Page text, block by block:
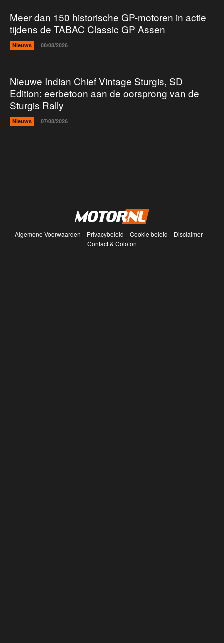
Meer dan 150 historische GP-motoren in actie
tijdens de TABAC Classic GP Assen
Nieuws 08/08/2026
Nieuwe Indian Chief Vintage Sturgis, SD
Edition: eerbetoon aan de oorsprong van de
Sturgis Rally
Nieuws 07/08/2026
Algemene Voorwaarden Privacybeleid Cookie beleid
Disclaimer
Contact & Colofon